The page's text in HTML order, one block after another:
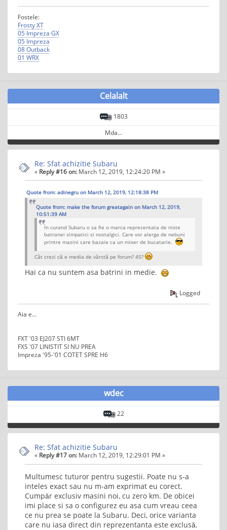
Fostele:
Frosty XT
05 Impreza GX
05 Impreza
08 Outback
01 WRX
Celalalt
1803
Mda...
Re: Sfat achizitie Subaru
« Reply #16 on: March 12, 2019, 12:24:20 PM »
Quote from: adinegru on March 12, 2019, 12:18:38 PM
Quote from: make the forum greatagain on March 12, 2019,
10:51:39 AM
In curand Subaru o sa fie o marca reprezentata de niste
batranei simpatici si nostalgici. Care vor alerga de nebuni
printre masini care bazaie ca un mixer de bucatarie.
Cât crezi că e media de vârstă pe forum? 45?
Hai ca nu suntem asa batrini in medie.
Logged
Aia e...
FXT '03 EJ207 STI 6MT
FXS '07 LINISTIT SI NU PREA
Impreza '95-'01 COTET SPRE H6
wdec
22
Re: Sfat achizitie Subaru
« Reply #17 on: March 12, 2019, 12:29:01 PM »
Multumesc tuturor pentru sugestii. Poate nu s-a
inteles exact sau nu m-am exprimat eu corect.
Cumpăr exclusiv masini noi, cu zero km. De obicei
imi place si sa o configurez eu asa cum vreau ceea
ce nu prea se poate la Subaru. Deci, orice varianta
care nu iasa direct din reprezentanta este exclusă.